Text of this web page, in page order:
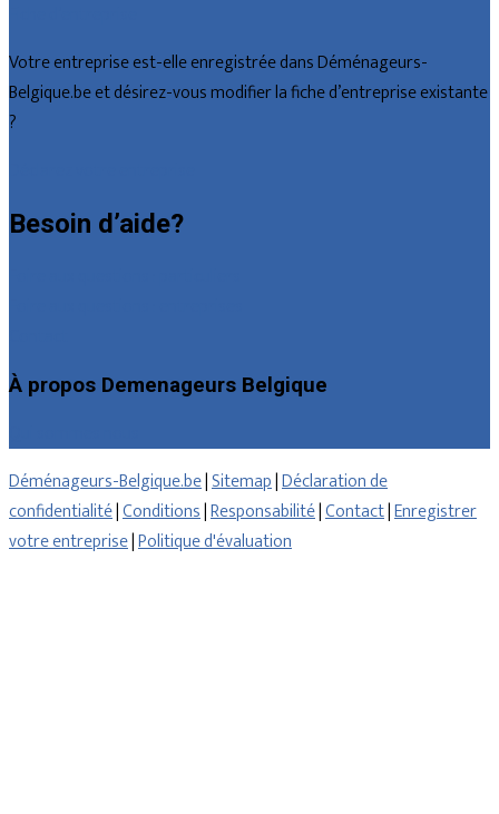
Votre entreprise est-elle enregistrée dans Déménageurs-
Belgique.be et désirez-vous modifier la fiche d’entreprise existante
?
Besoin d’aide?
À propos Demenageurs Belgique
Déménageurs-Belgique.be|Sitemap|Déclaration de
confidentialité|Conditions|Responsabilité|Contact|Enregistrer
votre entreprise|Politique d'évaluation